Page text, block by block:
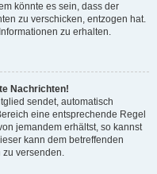
könnte es sein, dass der
zu verschicken, entzogen hat.
zu erhalten.
Nachrichten!
sendet, automatisch
eine entsprechende Regel
jemandem erhältst, so kannst
kann dem betreffenden
zu versenden.